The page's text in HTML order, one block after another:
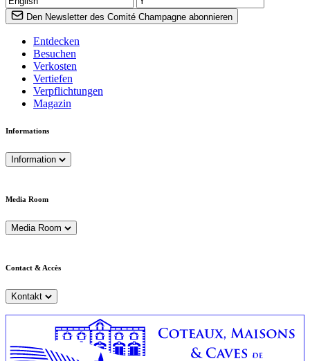
Den Newsletter des Comité Champagne abonnieren
Entdecken
Besuchen
Verkosten
Vertiefen
Verpflichtungen
Magazin
Informations
Information
Media Room
Media Room
Contact & Accès
Kontakt